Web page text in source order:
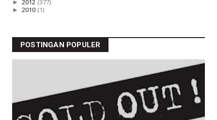
► 2012 (377)
► 2010 (1)
POSTINGAN POPULER